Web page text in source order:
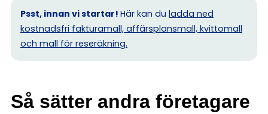
Psst, innan vi startar! Här kan du ladda ned
kostnadsfri fakturamall, affärsplansmall, kvittomall
och mall för reseräkning.
Så sätter andra företagare